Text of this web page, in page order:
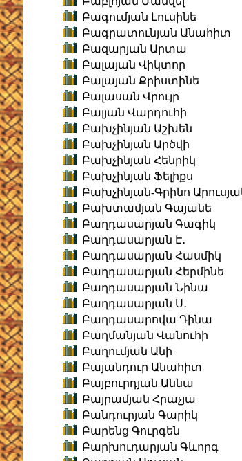
Բագումյան Լուսինե
Բագրատունյան Անահիտ
Բազարյան Արտա
Բալայան Վիկտոր
Բալայան Քրիստինե
Բալասան Վրույր
Բալյան Վարդուհի
Բախչինյան Աշխեն
Բախչինյան Արծվի
Բախչինյան Հենրիկ
Բախչինյան Ֆելիքս
Բախչինյան-Գրինո
Բախտամյան Գայանե
Բաղդասարյան Գագիկ
Բաղդասարյան Է․
Բաղդասարյան Հասմիկ
Բաղդասարյան Հերմինե
Բաղդասարյան Նինա
Բաղդասարյան Ս․
Բաղդասարովա Դինա
Բաղմանյան Վանուհի
Բաղումյան Անի
Բայանդուր Անահիտ
Բայբուրդյան Աննա
Բայրամյան Հրաչյա
Բանդուրյան Գարիկ
Բարենց Գուրգեն
Բարխուդարյան Գևորգ